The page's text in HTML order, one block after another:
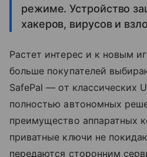
режиме. Устройство
хакеров, вирусов и
Растет интерес и к новым
больше покупателей
SafePal — от классических
полностью автономных
преимущество аппаратных
приватные ключи не
передаются сторонним